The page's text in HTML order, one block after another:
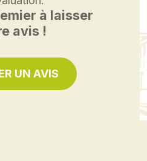
à laisser
avis !
UN AVIS